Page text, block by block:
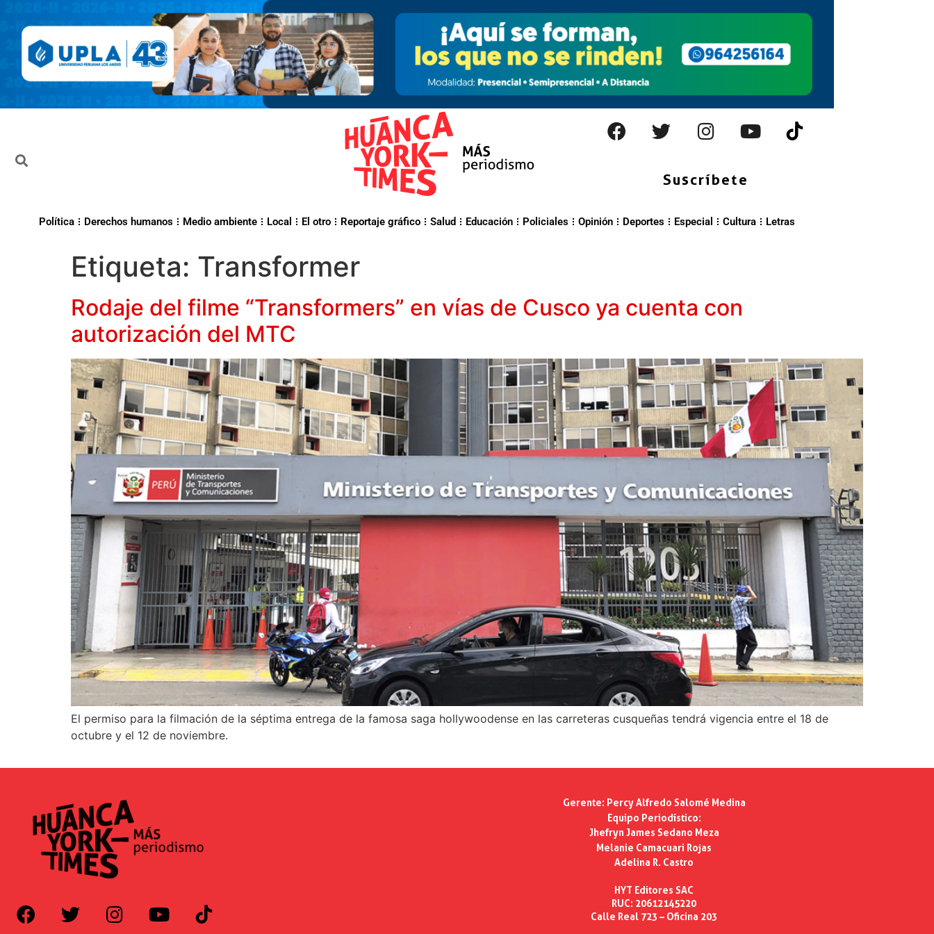
Suscríbete
Política Derechos humanos Medio ambiente Local El otro Reportaje gráfico Salud Educación Policiales Opinión Deportes Especial Cultura Letras
Etiqueta: Transformer
Rodaje del filme “Transformers” en vías de Cusco ya cuenta con
autorización del MTC
El permiso para la filmación de la séptima entrega de la famosa saga hollywoodense en las carreteras cusqueñas tendrá vigencia entre el 18 de
octubre y el 12 de noviembre.
Gerente: Percy Alfredo Salomé Medina
Equipo Periodístico:
Jhefryn James Sedano Meza
Melanie Camacuari Rojas
Adelina R. Castro
HYT Editores SAC
RUC: 20612145220
Calle Real 723 – Oficina 203